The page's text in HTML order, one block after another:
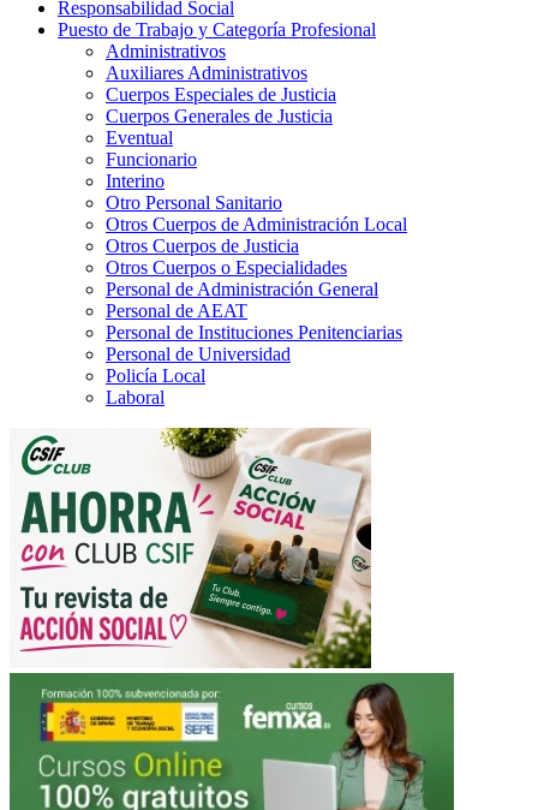
Responsabilidad Social
Puesto de Trabajo y Categoría Profesional
Administrativos
Auxiliares Administrativos
Cuerpos Especiales de Justicia
Cuerpos Generales de Justicia
Eventual
Funcionario
Interino
Otro Personal Sanitario
Otros Cuerpos de Administración Local
Otros Cuerpos de Justicia
Otros Cuerpos o Especialidades
Personal de Administración General
Personal de AEAT
Personal de Instituciones Penitenciarias
Personal de Universidad
Policía Local
Laboral